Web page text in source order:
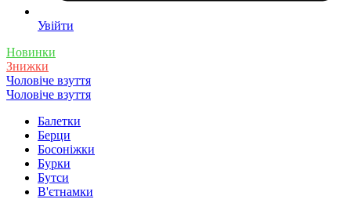
Увійти
Новинки
Знижки
Чоловіче взуття
Чоловіче взуття
Балетки
Берци
Босоніжки
Бурки
Бутси
В'єтнамки